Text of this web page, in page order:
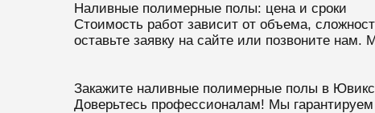
Наливные полимерные полы: цена и сроки
Стоимость работ зависит от объема,
оставьте заявку на сайте или позвоните
Закажите наливные полимерные полы в Ювикс
Доверьтесь профессионалам! Мы